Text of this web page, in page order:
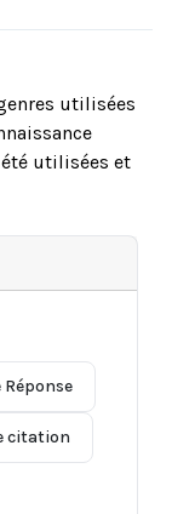
utilisées
utilisées et
Réponse
citation